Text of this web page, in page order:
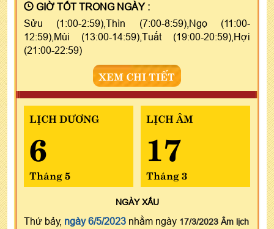
GIỜ TỐT TRONG NGÀY :
Sửu (1:00-2:59),Thìn (7:00-8:59),Ngọ (11:00-
12:59),Mùi (13:00-14:59),Tuất (19:00-20:59),Hợi
(21:00-22:59)
XEM CHI TIẾT
LỊCH DƯƠNG
6
Tháng 5
LỊCH ÂM
17
Tháng 3
NGÀYXẤU
Thứ bảy, ngày 6/5/2023 nhằm ngày 17/3/2023 Âm lịch